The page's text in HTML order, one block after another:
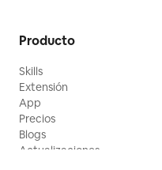
Producto
Skills
Extensión
App
Precios
Blogs
Actualizaciones